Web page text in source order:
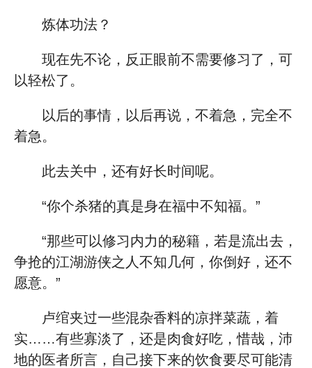
炼体功法？
现在先不论，反正眼前不需要修习了，可
以轻松了。
以后的事情，以后再说，不着急，完全不
着急。
此去关中，还有好长时间呢。
“你个杀猪的真是身在福中不知福。”
“那些可以修习内力的秘籍，若是流出去，
争抢的江湖游侠之人不知几何，你倒好，还不
愿意。”
卢绾夹过一些混杂香料的凉拌菜蔬，着
实……有些寡淡了，还是肉食好吃，惜哉，沛
地的医者所言，自己接下来的饮食要尽可能清